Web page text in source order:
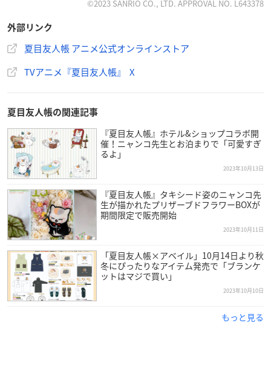
©2023 SANRIO CO., LTD. APPROVAL NO. L643378
外部リンク
夏目友人帳 アニメ公式オンラインストア
TVアニメ『夏目友人帳』 X
夏目友人帳の関連記事
『夏目友人帳』ホテル&ショップコラボ開
催！ニャンコ先生とお泊まりで「可愛すぎ
るよ」
2023年10月13日
『夏目友人帳』タキシード姿のニャンコ先
生が描かれたプリザーブドフラワーBOXが
期間限定で販売開始
2023年10月11日
「夏目友人帳×アベイル」10月14日より秋
冬にぴったりなアイテム発売で「ブランケ
ットはマジで買い」
2023年10月10日
もっと見る